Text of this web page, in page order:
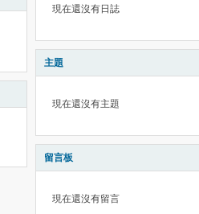
現在還沒有日誌
主題
現在還沒有主題
留言板
現在還沒有留言